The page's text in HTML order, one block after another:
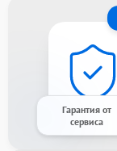
Гарантия от
сервиса